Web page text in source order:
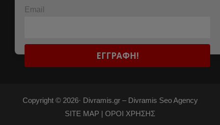
Email
Copyright © 2026· Divramis.gr –Divramis Seo Agency
SITE MAP | ΟΡΟΙ ΧΡΗΣΗΣ